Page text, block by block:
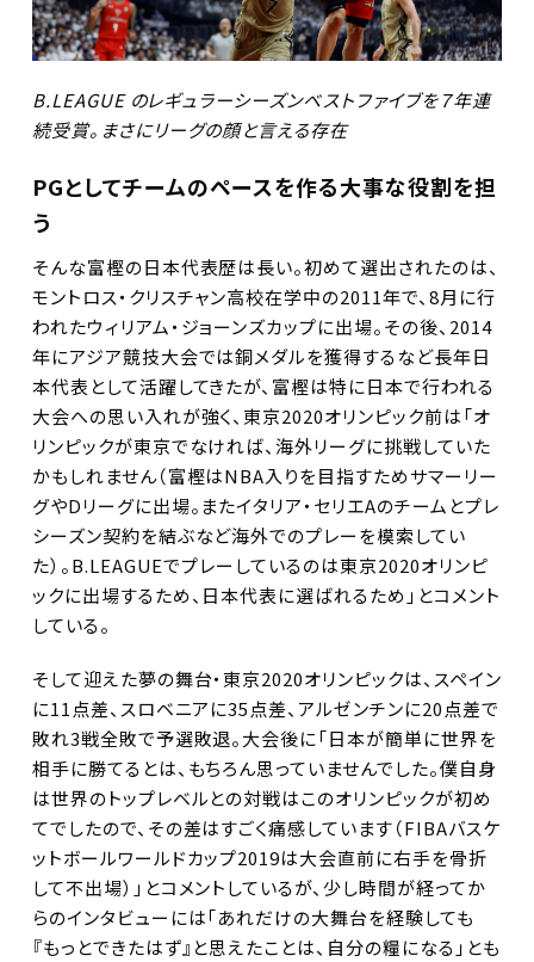
B.LEAGUE のレギュラーシーズンベストファイブを７年連
続受賞。まさにリーグの顔と言える存在
PGとしてチームのペースを作る大事な役割を担
う
そんな富樫の日本代表歴は長い。初めて選出されたのは、
モントロス・クリスチャン高校在学中の2011年で、8月に行
われたウィリアム・ジョーンズカップに出場。その後、2014
年にアジア競技大会では銅メダルを獲得するなど長年日
本代表として活躍してきたが、富樫は特に日本で行われる
大会への思い入れが強く、東京2020オリンピック前は「オ
リンピックが東京でなければ、海外リーグに挑戦していた
かもしれません（富樫はNBA入りを目指すためサマーリー
グやDリーグに出場。またイタリア・セリエAのチームとプレ
シーズン契約を結ぶなど海外でのプレーを模索してい
た）。B.LEAGUEでプレーしているのは東京2020オリンピ
ックに出場するため、日本代表に選ばれるため」とコメント
している。
そして迎えた夢の舞台・東京2020オリンピックは、スペイン
に11点差、スロベニアに35点差、アルゼンチンに20点差で
敗れ3戦全敗で予選敗退。大会後に「日本が簡単に世界を
相手に勝てるとは、もちろん思っていませんでした。僕自身
は世界のトップレベルとの対戦はこのオリンピックが初め
てでしたので、その差はすごく痛感しています（FIBAバスケ
ットボールワールドカップ2019は大会直前に右手を骨折
して不出場）」とコメントしているが、少し時間が経ってか
らのインタビューには「あれだけの大舞台を経験しても
『もっとできたはず』と思えたことは、自分の糧になる」とも